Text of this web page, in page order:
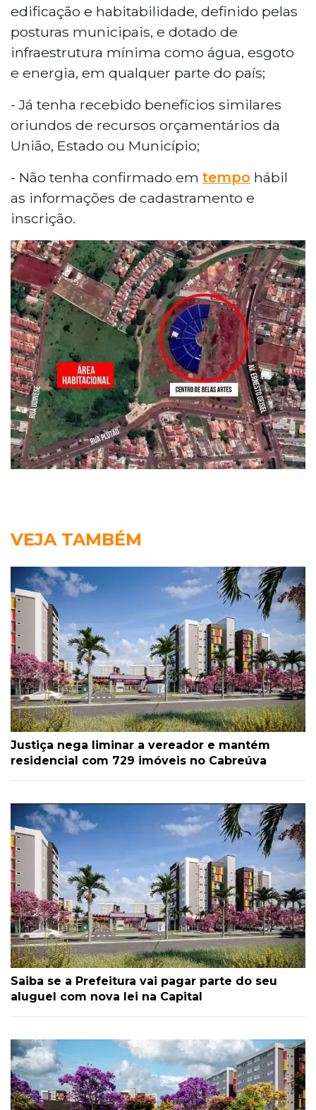
edificação e habitabilidade, definido pelas
posturas municipais, e dotado de
infraestrutura mínima como água, esgoto
e energia, em qualquer parte do país;
- Já tenha recebido benefícios similares
oriundos de recursos orçamentários da
União, Estado ou Município;
- Não tenha confirmado em tempo hábil
as informações de cadastramento e
inscrição.
VEJA TAMBÉM
Justiça nega liminar a vereador e mantém
residencial com 729 imóveis no Cabreúva
Saiba se a Prefeitura vai pagar parte do seu
aluguel com nova lei na Capital